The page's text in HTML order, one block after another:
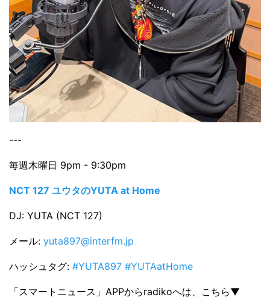
---
毎週木曜日 9pm - 9:30pm
NCT 127 ユウタのYUTA at Home
DJ: YUTA (NCT 127)
メール: yuta897@interfm.jp
ハッシュタグ: #YUTA897 #YUTAatHome
「スマートニュース」APPからradikoへは、こちら▼